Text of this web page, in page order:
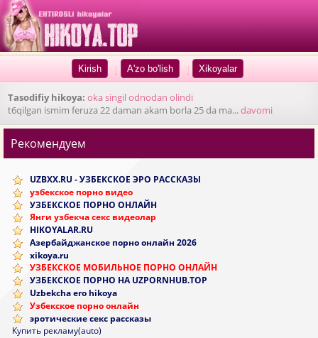
| |
Tasodifiy hikoya: oka singil odnodan olindi
t6qilgan ismim feruza 22 daman akam borla 25 da ma...davomi
Рекомендуем
UZBXX.RU - УЗБЕКСКОЕ ЭРО РАССКАЗЫ
узбекское порно видео
УЗБЕКСКОЕ ПОРНО ОНЛАЙН
Янги узбекча секс видеолар
HIKOYALAR.RU
Азербайджанское порно онлайн 2026
xikoya.ru
УЗБЕКСКОЕ МОБИЛЬНОЕ ПОРНО ОНЛАЙН
УЗБЕКСКОЕ ПОРНО НА UZPORNHUB.TOP
Uzbekcha ero hikoya
Узбекское порно онлайн
эротические секс рассказы
Купить рекламу(auto)